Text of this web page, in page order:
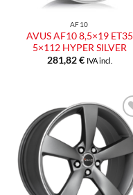
AF10
AVUS AF10 8,5×19 ET35
5×112 HYPER SILVER
281,82€ IVA incl.